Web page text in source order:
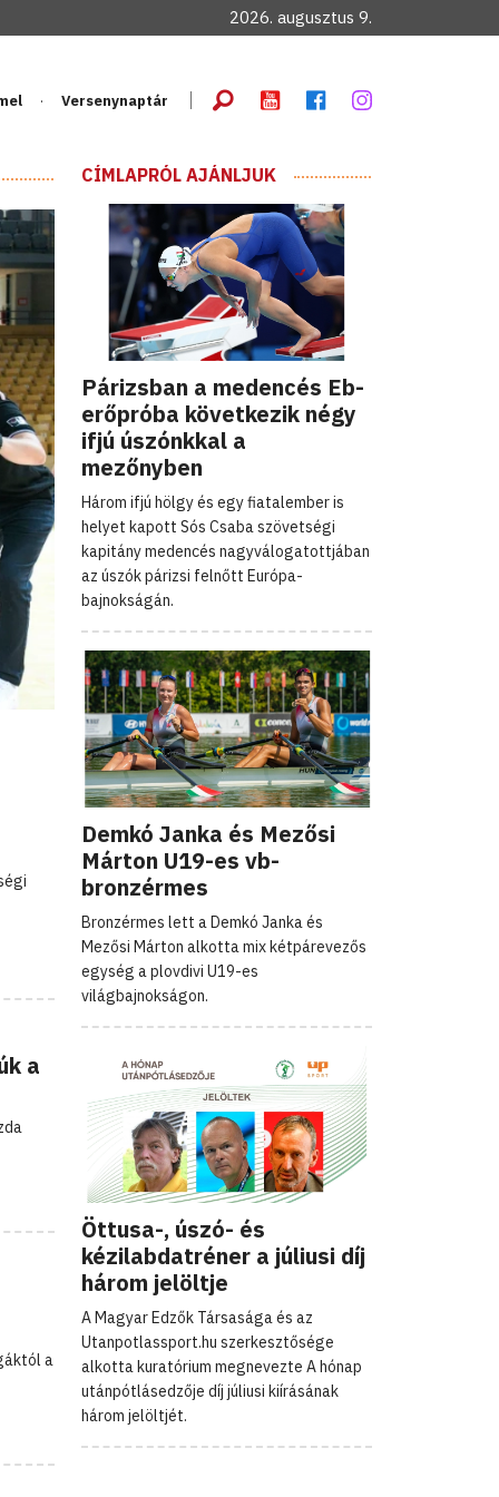
2026. augusztus 9.
Versenynaptár
a
a
CÍMLAPRÓL AJÁNLJUK
Párizsban a medencés Eb-
erőpróba következik négy
ifjú úszónkkal a
mezőnyben
Három ifjú hölgy és egy fiatalember is
helyet kapott Sós Csaba szövetségi
kapitány medencés nagyválogatottjában
az úszók párizsi felnőtt Európa-
bajnokságán.
Demkó Janka és Mezősi
Márton U19-es vb-
bronzérmes
Bronzérmes lett a Demkó Janka és
Mezősi Márton alkotta mix kétpárevezős
egység a plovdivi U19-es
világbajnokságon.
Öttusa-, úszó- és
kézilabdatréner a júliusi díj
három jelöltje
A Magyar Edzők Társasága és az
Utanpotlassport.hu szerkesztősége
alkotta kuratórium megnevezte A hónap
utánpótlásedzője díj júliusi kiírásának
három jelöltjét.